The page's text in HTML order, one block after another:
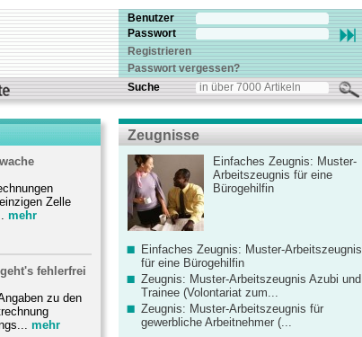
Benutzer
Passwort
Registrieren
Passwort vergessen?
Suche
Zelle
mehr
fehlerfrei
zu den
mehr
Zeugnisse
Einfaches Zeugnis: Muster-
Arbeitszeugnis für eine
Bürogehilfin
Einfaches Zeugnis: Muster-Arbeitszeugnis
für eine Bürogehilfin
Zeugnis: Muster-Arbeitszeugnis Azubi und
Trainee (Volontariat zum...
Zeugnis: Muster-Arbeitszeugnis für
gewerbliche Arbeitnehmer (...